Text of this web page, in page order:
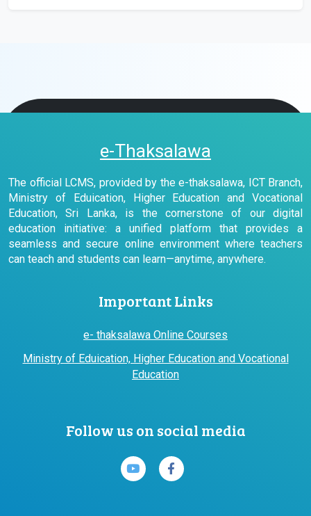
e-Thaksalawa
The official LCMS, provided by the e-thaksalawa, ICT Branch,
Ministry of Eduication, Higher Education and Vocational
Education, Sri Lanka, is the cornerstone of our digital
education initiative: a unified platform that provides a
seamless and secure online environment where teachers
can teach and students can learn—anytime, anywhere.
Important Links
e- thaksalawa Online Courses
Ministry of Eduication, Higher Education and Vocational
Education
Follow us on social media